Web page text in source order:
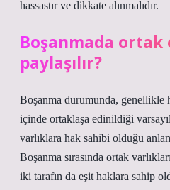
hassastır ve dikkate alınmalıdır.
Boşanmada ortak
paylaşılır?
Boşanma durumunda,
içinde ortaklaşa edinildiği
varlıklara hak sahibi olduğu
Boşanma sırasında ortak
iki tarafın da eşit haklara sahip